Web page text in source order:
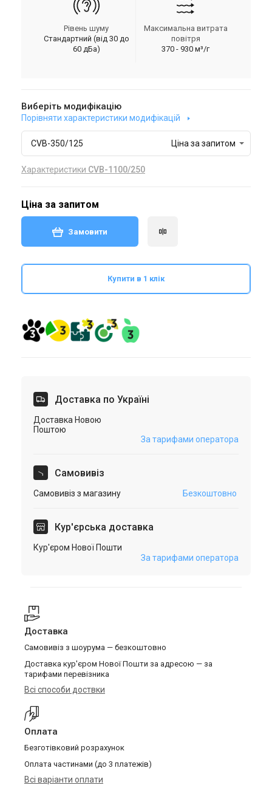
Рівень шуму
Стандартний (від 30 до
60 дБа)
Максимальна витрата
повітря
370 - 930 м³/г
Виберіть модифікацію
Порівняти характеристики модифікацій
CVB-350/125 Ціна за запитом
Характеристики CVB-1100/250
Ціна за запитом
Замовити
Купити в 1 клік
Доставка по Україні
Доставка Новою
Поштою
За тарифами оператора
Самовивіз
Самовивіз з магазину Безкоштовно
Кур'єрська доставка
Кур'єром Нової Пошти
За тарифами оператора
Доставка
Самовивіз з шоурума — безкоштовно
Доставка кур'єром Нової Пошти за адресою — за
тарифами перевізника
Всі способи доствки
Оплата
Безготівковий розрахунок
Оплата частинами (до 3 платежів)
Всі варіанти оплати